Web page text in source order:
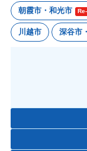
朝霞市・和光市
川越市 深谷市